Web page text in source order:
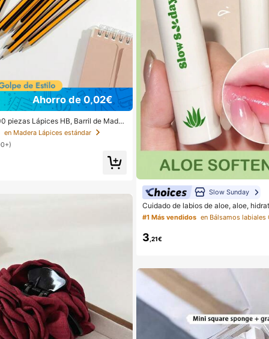
Ahorro de 0,02€
piezas Lápices HB, Barril de Mader
Amarillo, Punta Media de 0.7mm,
para Estudiantes y Uso de Oficina,
en Madera Lápices estándar
Slow Sunday
Cuidado de labios de aloe, aloe,
e, cuidado diario de labios, máscara
bios, favor de frutas, buena opción
playa, artículos esenciales de viaje,
cuidado de labios de verano
#1 Más vendidos
3 ,21€